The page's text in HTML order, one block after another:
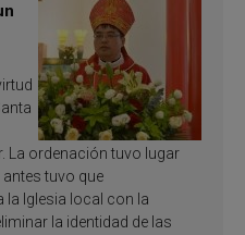
La ordenación tuvo lugar
tuvo que
Iglesia local con la
la identidad de las